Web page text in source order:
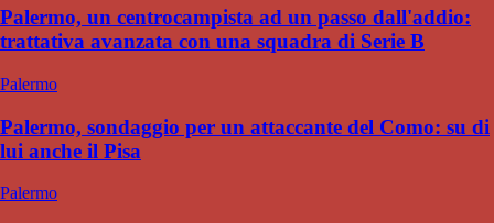
Palermo, un centrocampista ad un passo dall'addio:
trattativa avanzata con una squadra di Serie B
Palermo
Palermo, sondaggio per un attaccante del Como: su di
lui anche il Pisa
Palermo